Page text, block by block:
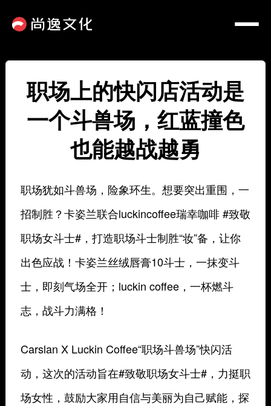
职场上的快闪店活动是
一个斗兽场，红蓝撞色
也能越战越勇
职场犹如斗兽场，险象环生。想要突出重围，一
招制胜？卡姿兰联合luckincoffee瑞幸咖啡 #致敬
职场女斗士#，打造职场斗士制胜“妆”备，让你
出色应战！卡姿兰丝绒唇膏10斗士，一抹变斗
士，即刻气场全开；luckin coffee，一杯燃斗
志，战斗力满格！
Carslan X Luckin Coffee“职场斗兽场”快闪活
动，这次的活动旨在#致敬职场女斗士#，力挺职
场女性，鼓励大家用自信与美丽为自己赋能，探